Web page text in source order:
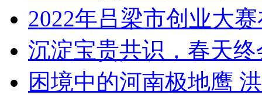
2022年吕梁市创业大
沉淀宝贵共识，春天
困境中的河南极地鹰